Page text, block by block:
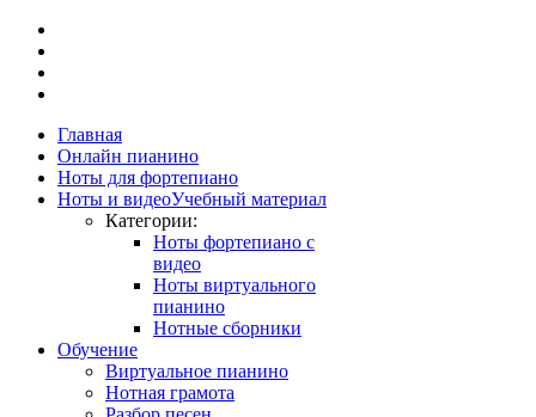
Главная
Онлайн пианино
Ноты для фортепиано
Ноты и видеоУчебный материал
Категории:
Ноты фортепиано с
видео
Ноты виртуального
пианино
Нотные сборники
Обучение
Виртуальное пианино
Нотная грамота